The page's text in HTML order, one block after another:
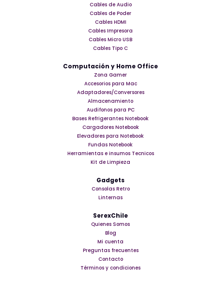
Cables de Audio
Cables de Poder
Cables HDMI
Cables Impresora
Cables Micro USB
Cables Tipo C
Computación y Home Office
Zona Gamer
Accesorios para Mac
Adaptadores/Conversores
Almacenamiento
Audifonos para PC
Bases Refrigerantes Notebook
Cargadores Notebook
Elevadores para Notebook
Fundas Notebook
Herramientas e insumos Tecnicos
Kit de Limpieza
Gadgets
Consolas Retro
Linternas
SerexChile
Quienes Somos
Blog
Mi cuenta
Preguntas frecuentes
Contacto
Términos y condiciones